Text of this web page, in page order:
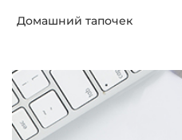
Домашний тапочек